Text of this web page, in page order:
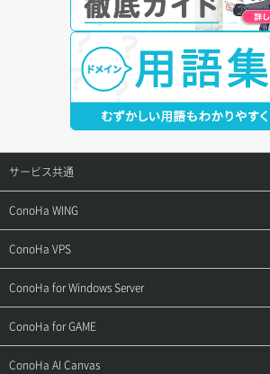
サービス共通
サポートトップ
ご契約・お支払い
用語集
お問い合わせ
ConoHa WING
サポートトップ
ご利用ガイド
お乗り換えガイド
ConoHa VPS
サポートトップ
ご利用ガイド
ConoHa for Windows Server
サポートトップ
ご利用ガイド
ConoHa for GAME
サポートトップ
ConoHa AI Canvas